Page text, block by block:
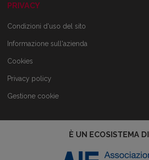
PRIVACY
Condizioni d'uso del sito
Informazione sull'azienda
Cookies
Privacy policy
Gestione cookie
È UN ECOSISTEMA DI